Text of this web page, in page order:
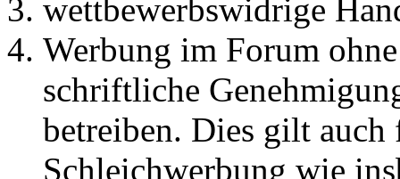
wettbewerbswidrige
Werbung im Forum
schriftliche
betreiben. Dies gilt auch
Schleichwerbung wie